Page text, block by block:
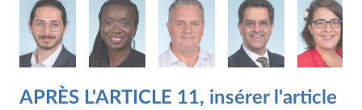
APRÈS L'ARTICLE 11, insérer l'article